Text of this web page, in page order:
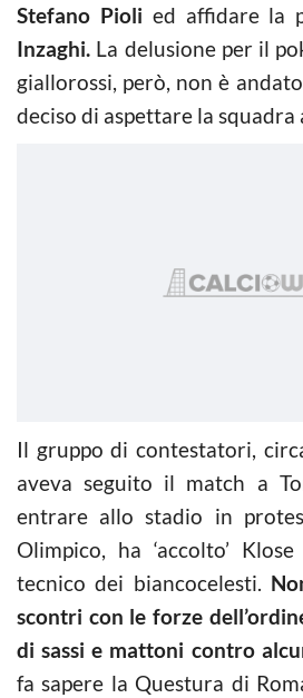
Stefano Pioli ed affidare la
Inzaghi. La delusione per il
giallorossi, però, non è
deciso di aspettare la squadra
Il gruppo di contestatori,
aveva seguito il match a
entrare allo stadio in
Olimpico, ha ‘accolto’
tecnico dei biancocelesti.
scontri con le forze
di sassi e mattoni contro
fa sapere la Questura di